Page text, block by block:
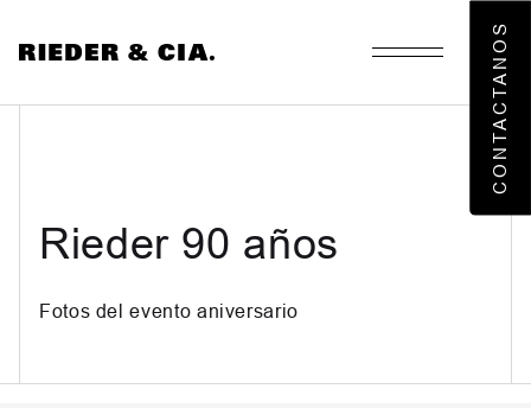
Nosotros
Áreas de negocios
Rieder 90 años
Fotos del evento aniversario
CONTACTANOS